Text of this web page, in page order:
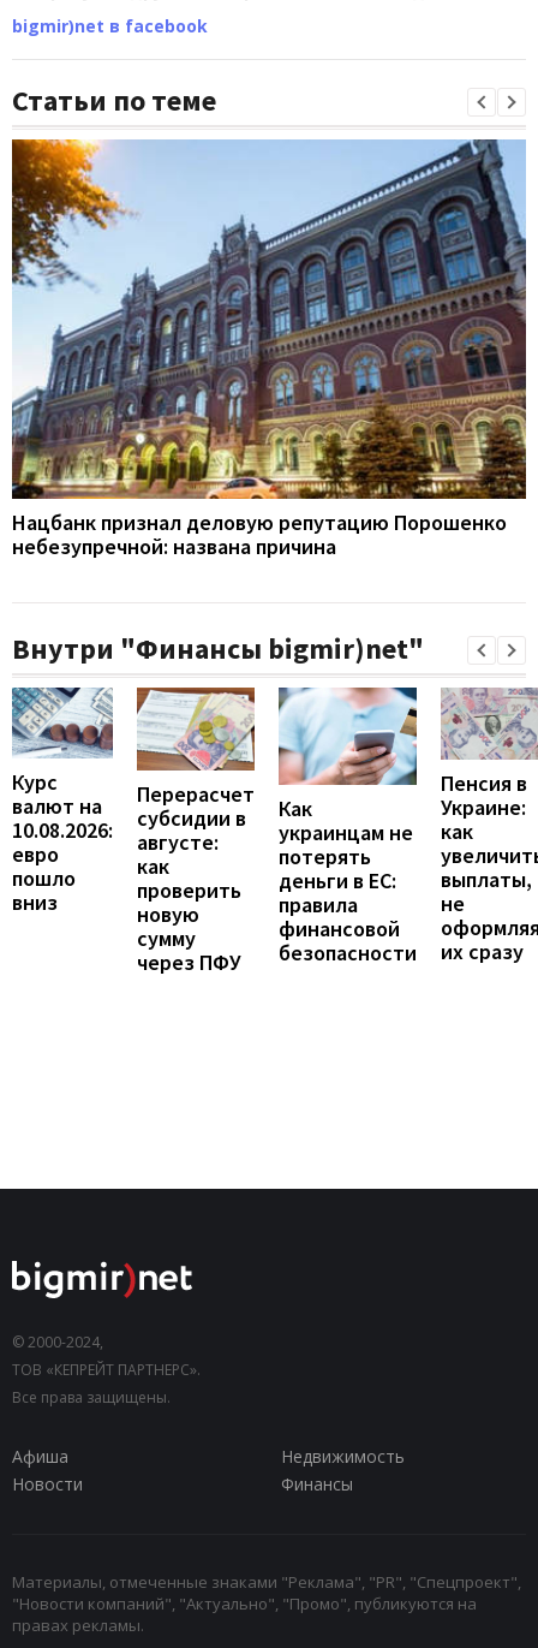
bigmir)net в facebook
Статьи по теме
Нацбанк признал деловую репутацию Порошенко
небезупречной: названа причина
Внутри "Финансы bigmir)net"
Курс
валют на
10.08.2026:
евро
пошло
вниз
Перерасчет
субсидии в
августе:
как
проверить
новую
сумму
через ПФУ
Как
украинцам не
потерять
деньги в ЕС:
правила
финансовой
безопасности
Пенсия в
Украине:
как
выплаты,
не
их сразу
© 2000-2024,
ТОВ «КЕПРЕЙТ ПАРТНЕРС».
Все права защищены.
Афиша
Недвижимость
Новости
Финансы
Материалы, отмеченные знаками "Реклама", "PR", "Спецпроект",
"Новости компаний", "Актуально", "Промо", публикуются на
правах рекламы.